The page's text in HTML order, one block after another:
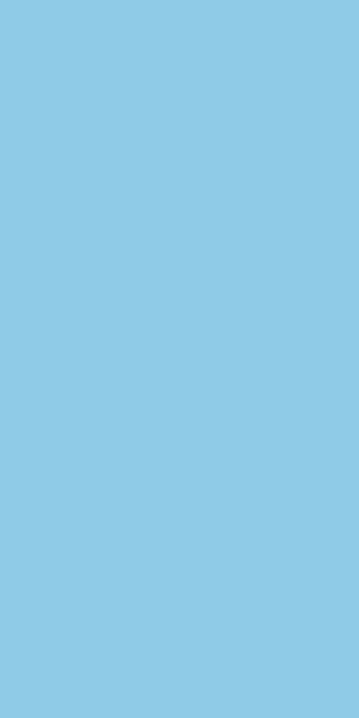
‘Nou moet ik
wel voor een
‘Ja, nou ja,
zoeken
‘Het is ook
wel een heel
Maar wat
Bijvoorbeeld
hoofdletters,
‘Je maakt
een extra
‘En het klinkt
apparaat,
‘Begint het
lastig vindt
voor je
‘Kijk op
‘Onthoud
door een
is heel
En kijk ook
Doe de